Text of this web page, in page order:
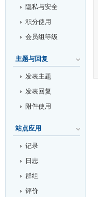
隐私与安全
积分使用
会员组等级
主题与回复
发表主题
发表回复
附件使用
站点应用
记录
日志
群组
评价